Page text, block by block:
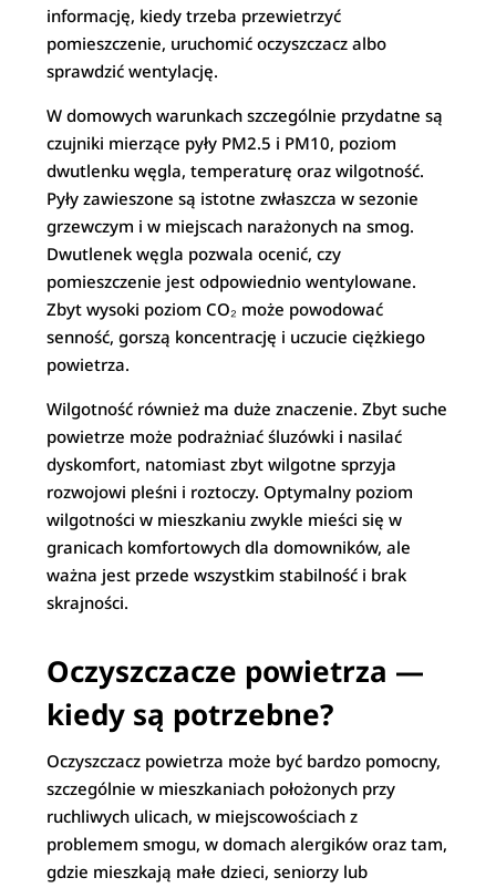
informację, kiedy trzeba przewietrzyć
pomieszczenie, uruchomić oczyszczacz albo
sprawdzić wentylację.
W domowych warunkach szczególnie przydatne są
czujniki mierzące pyły PM2.5 i PM10, poziom
dwutlenku węgla, temperaturę oraz wilgotność.
Pyły zawieszone są istotne zwłaszcza w sezonie
grzewczym i w miejscach narażonych na smog.
Dwutlenek węgla pozwala ocenić, czy
pomieszczenie jest odpowiednio wentylowane.
Zbyt wysoki poziom CO₂ może powodować
senność, gorszą koncentrację i uczucie ciężkiego
powietrza.
Wilgotność również ma duże znaczenie. Zbyt suche
powietrze może podrażniać śluzówki i nasilać
dyskomfort, natomiast zbyt wilgotne sprzyja
rozwojowi pleśni i roztoczy. Optymalny poziom
wilgotności w mieszkaniu zwykle mieści się w
granicach komfortowych dla domowników, ale
ważna jest przede wszystkim stabilność i brak
skrajności.
Oczyszczacze powietrza —
kiedy są potrzebne?
Oczyszczacz powietrza może być bardzo pomocny,
szczególnie w mieszkaniach położonych przy
ruchliwych ulicach, w miejscowościach z
problemem smogu, w domach alergików oraz tam,
gdzie mieszkają małe dzieci, seniorzy lub